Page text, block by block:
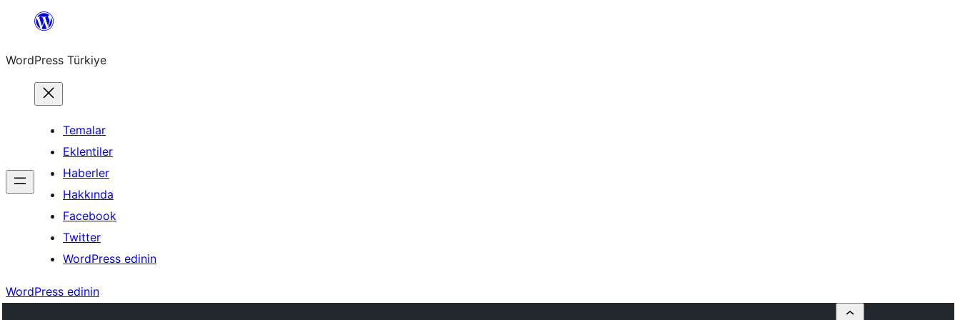
İçeriğe
WordPress Türkiye
Temalar
Eklentiler
Haberler
Hakkında
Facebook
Twitter
WordPress edinin
WordPress edinin